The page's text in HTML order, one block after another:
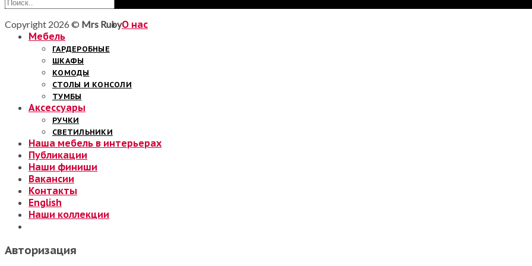
Copyright 2026 © Mrs RubyО нас
Мебель
ГАРДЕРОБНЫЕ
ШКАФЫ
КОМОДЫ
СТОЛЫ И КОНСОЛИ
ТУМБЫ
Аксессуары
РУЧКИ
СВЕТИЛЬНИКИ
Наша мебель в интерьерах
Публикации
Наши финиши
Вакансии
Контакты
English
Наши коллекции
Авторизация